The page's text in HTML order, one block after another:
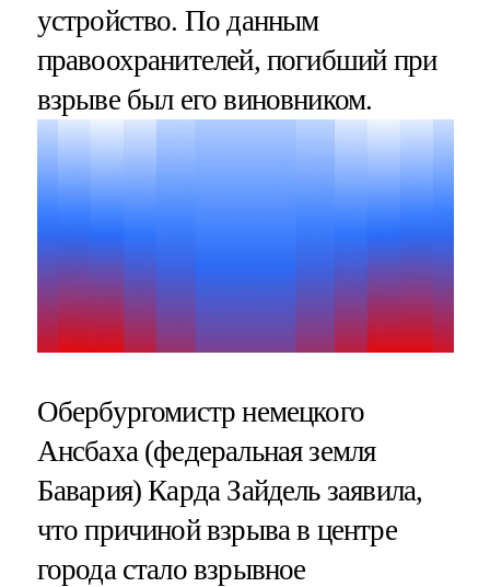
устройство. По данным
правоохранителей, погибший при
взрыве был его виновником.
Обербургомистр немецкого
Ансбаха (федеральная земля
Бавария) Карда Зайдель заявила,
что причиной взрыва в центре
города стало взрывное